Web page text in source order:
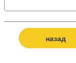
назад